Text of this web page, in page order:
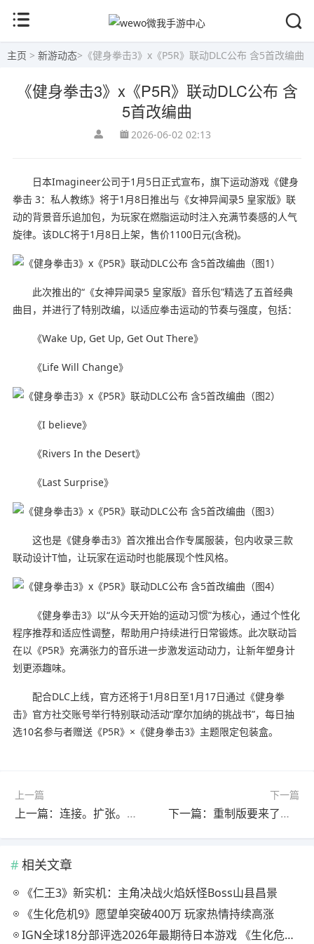
主页 > 新游动态> 《健身拳击3》x《P5R》联动DLC公布 含5首改编曲
《健身拳击3》x《P5R》联动DLC公布 含
5首改编曲
2026-06-02 02:13
日本Imagineer公司于1月5日正式宣布，旗下运动游戏《健身
拳击 3：私人教练》将于1月8日推出与《女神异闻录5 皇家版》联
动的背景音乐追加包，为玩家在燃脂运动时注入充满节奏感的人气
旋律。该DLC将于1月8日上架，售价1100日元(含税)。
此次推出的“《女神异闻录5 皇家版》音乐包”精选了五首经典
曲目，并进行了特别改编，以适应拳击运动的节奏与强度，包括：
《Wake Up, Get Up, Get Out There》
《Life Will Change》
《I believe》
《Rivers In the Desert》
《Last Surprise》
这也是《健身拳击3》首次推出合作专属服装，包内收录三款
联动设计T恤，让玩家在运动时也能展现个性风格。
《健身拳击3》以“从今天开始的运动习惯”为核心，通过个性化
程序推荐和适应性调整，帮助用户持续进行日常锻炼。此次联动旨
在以《P5R》充满张力的音乐进一步激发运动动力，让新年塑身计
划更添趣味。
配合DLC上线，官方还将于1月8日至1月17日通过《健身拳
击》官方社交账号举行特别联动活动“摩尔加纳的挑战书”，每日抽
选10名参与者赠送《P5R》×《健身拳击3》主题限定包装盒。
上一篇
上一篇：连接。扩张。吞噬。策略探索卡牌游戏《腐根之里》定档1月28日
下一篇
下一篇：重制版要来了？ 《辐射》剧集开启神秘倒计时
相关文章
《仁王3》新实机：主角决战火焰妖怪Boss山县昌景
《生化危机9》愿望单突破400万 玩家热情持续高涨
IGN全球18分部评选2026年最期待日本游戏 《生化危机9》登顶